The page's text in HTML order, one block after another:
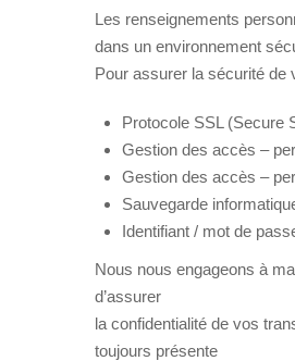
Les renseignements
dans un environnement
Pour assurer la sécurité
Protocole SSL (Secure
Gestion des accès –
Gestion des accès –
Sauvegarde
Identifiant / mot de
Nous nous engageons à
d’assurer
la confidentialité de vos
toujours présente